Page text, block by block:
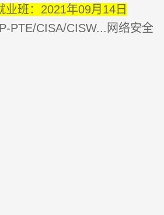
业班：2021年09月14日
PTE/CISA/CISW...网络安全